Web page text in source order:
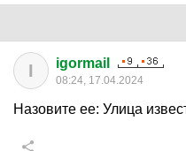
I igormail
08:24, 17.04.2024
Назовите ее: Улица